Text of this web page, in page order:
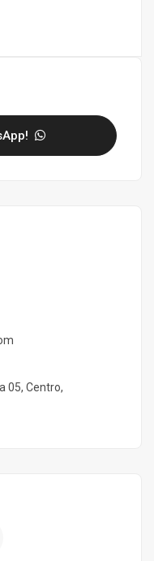
05, Centro,